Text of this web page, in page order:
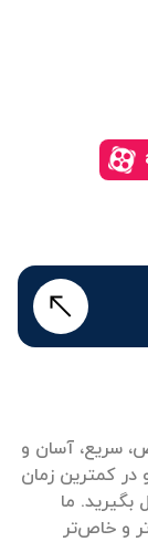
سریع، آسان و
کمترین زمان
ما
و خاص‌تر